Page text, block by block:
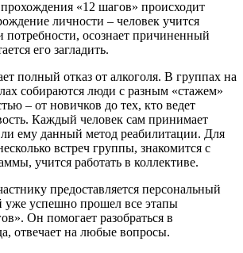
«12 шагов» происходит
личности – человек учится
потребности, осознает причиненный
его загладить.
полный отказ от алкоголя. В группах на
собираются люди с разным «стажем»
– от новичков до тех, кто ведет
Каждый человек сам принимает
ему данный метод реабилитации. Для
встреч группы, знакомится с
учится работать в коллективе.
предоставляется персональный
уже успешно прошел все этапы
Он помогает разобраться в
отвечает на любые вопросы.